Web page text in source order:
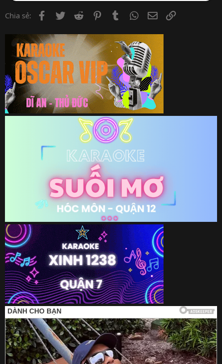
Chia sẻ: Facebook
Twitter Reddit PinterestTumblr WhatsApp
Email